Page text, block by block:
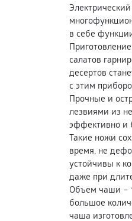
в себе
салатов
десертов
с этим
Прочные и
лезвиями из
эффективно и
Такие ножи
время, не
устойчивы к
даже при
Объем чаши –
большое
чаша